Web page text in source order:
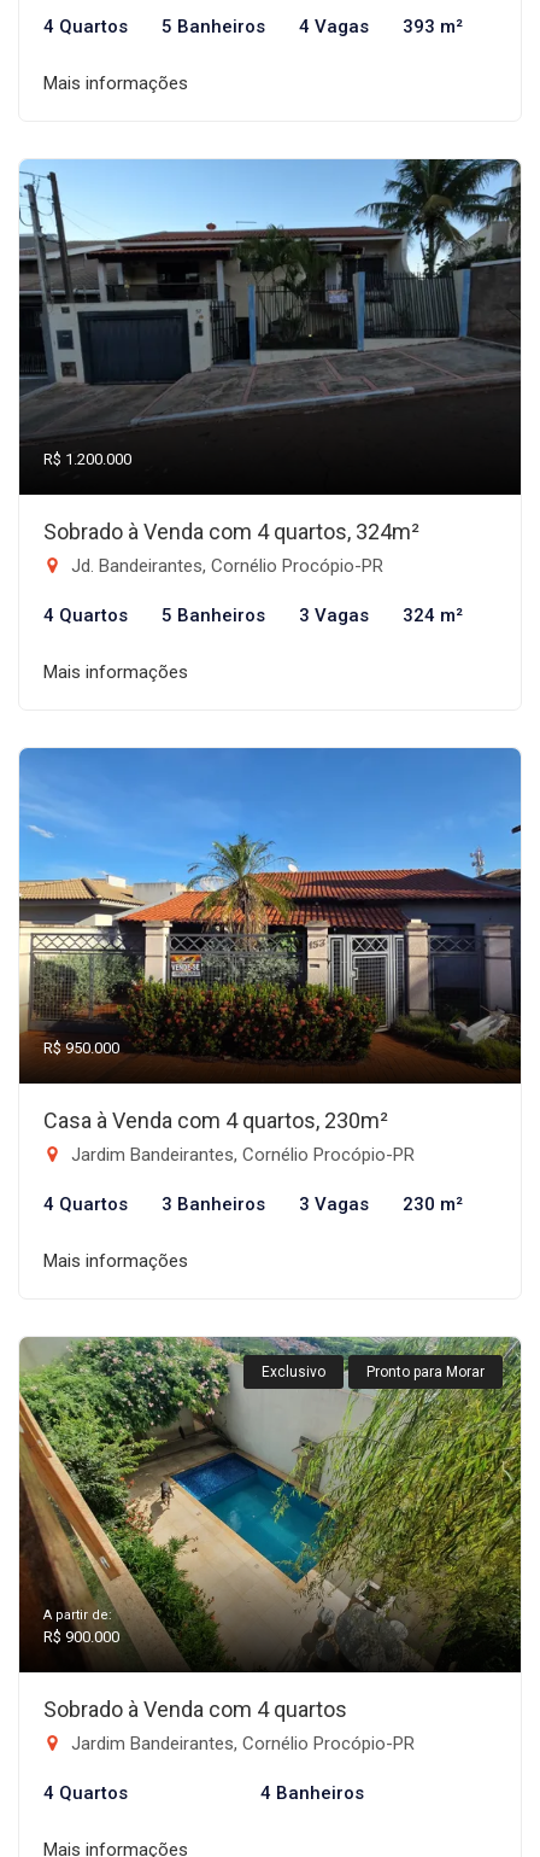
4 Quartos 5 Banheiros 4 Vagas 393 m²
Mais informações
R$ 1.200.000
Sobrado à Venda com 4 quartos, 324m²
Jd. Bandeirantes, Cornélio Procópio-PR
4 Quartos 5 Banheiros 3 Vagas 324 m²
Mais informações
R$ 950.000
Casa à Venda com 4 quartos, 230m²
Jardim Bandeirantes, Cornélio Procópio-PR
4 Quartos 3 Banheiros 3 Vagas 230 m²
Mais informações
Exclusivo Pronto para Morar
A partir de:
R$ 900.000
Sobrado à Venda com 4 quartos
Jardim Bandeirantes, Cornélio Procópio-PR
4 Quartos 4 Banheiros
Mais informações